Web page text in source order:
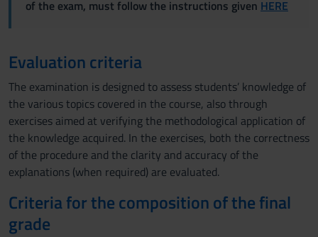
of the exam, must follow the instructions given HERE
Evaluation criteria
The examination is designed to assess students’ knowledge of
the various topics covered in the course, also through
exercises aimed at verifying the methodological application of
the knowledge acquired. In the exercises, both the correctness
of the procedure and the clarity and accuracy of the
explanations (when required) are evaluated.
Criteria for the composition of the final
grade